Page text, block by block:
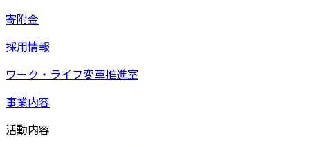
寄附金
採用情報
ワーク・ライフ変革推進室
事業内容
活動内容